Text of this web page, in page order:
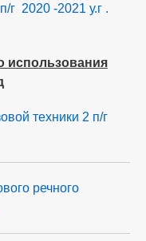
г 2020 -2021 у.г .
использования
техники 2 п/г
речного